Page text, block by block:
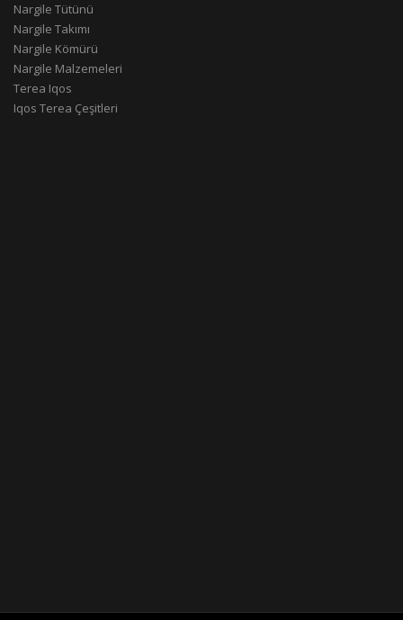
Nargile Tütünü
Nargile Takımı
Nargile Kömürü
Nargile Malzemeleri
Terea Iqos
Iqos Terea Çeşitleri